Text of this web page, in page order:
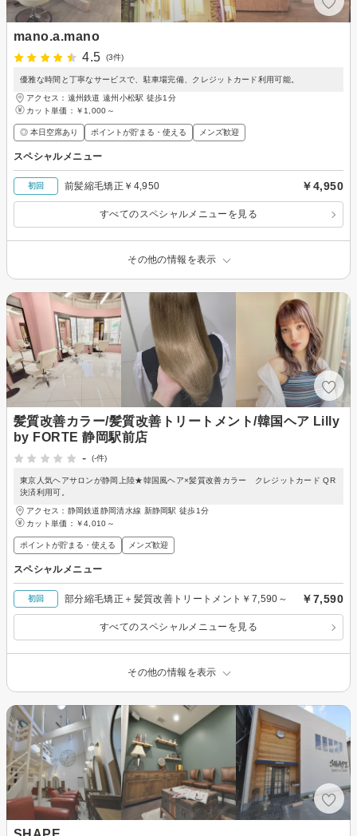
mano.a.mano
4.5
(3件)
優雅な時間と丁寧なサービスで、駐車場完備、クレジットカード利用可能。
アクセス：遠州鉄道 遠州小松駅 徒歩1分
カット単価： ￥1,000～
◎ 本日空席あり ポイントが貯まる・使える メンズ歓迎
スペシャルメニュー
初回 前髪縮毛矯正￥4,950 ￥4,950
すべてのスペシャルメニューを見る
その他の情報を表示
髪質改善カラー/髪質改善トリートメント/韓国ヘア Lilly
by FORTE 静岡駅前店
-
(-件)
東京人気ヘアサロンが静岡上陸★韓国風ヘア×髪質改善カラー クレジットカード QR
決済利用可。
アクセス：静岡鉄道静岡清水線 新静岡駅 徒歩1分
カット単価： ￥4,010～
ポイントが貯まる・使える メンズ歓迎
スペシャルメニュー
初回 部分縮毛矯正＋髪質改善トリートメント￥7,590～ ￥7,590
すべてのスペシャルメニューを見る
その他の情報を表示